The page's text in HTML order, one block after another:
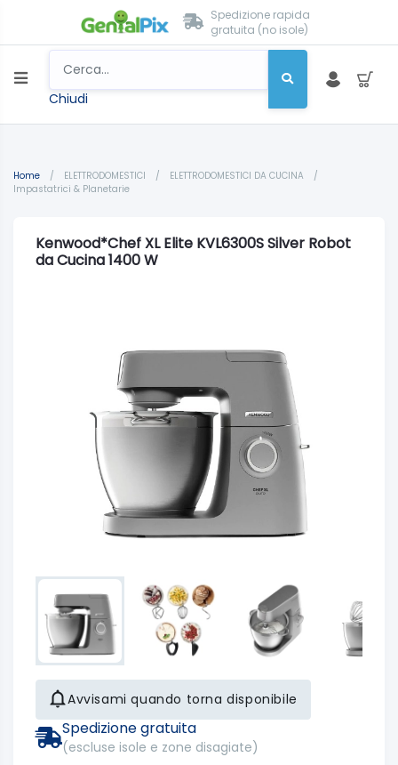
Spedizione rapida
gratuita (no isole)
Chiudi
Home / ELETTRODOMESTICI / ELETTRODOMESTICI DA CUCINA
/
Impastatrici & Planetarie
Kenwood*Chef XL Elite KVL6300S Silver Robot
da Cucina 1400 W
Avvisami quando torna disponibile
Spedizione gratuita
(escluse isole e zone disagiate)